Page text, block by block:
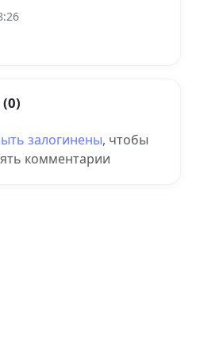
залогинены, чтобы
комментарии